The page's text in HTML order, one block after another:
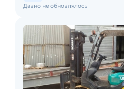
Давно не обновлялось